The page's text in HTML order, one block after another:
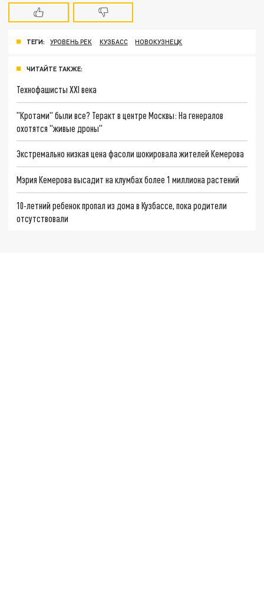
ТЕГИ: УРОВЕНЬ РЕК КУЗБАСС НОВОКУЗНЕЦК
ЧИТАЙТЕ ТАКЖЕ:
Технофашисты XXI века
"Кротами" были все? Теракт в центре Москвы: На генералов
охотятся "живые дроны"
Экстремально низкая цена фасоли шокировала жителей Кемерова
Мэрия Кемерова высадит на клумбах более 1 миллиона растений
10-летний ребенок пропал из дома в Кузбассе, пока родители
отсутствовали